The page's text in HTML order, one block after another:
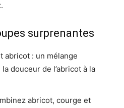
surprenantes
abricot : un mélange
douceur de l’abricot à la
abricot, courge et